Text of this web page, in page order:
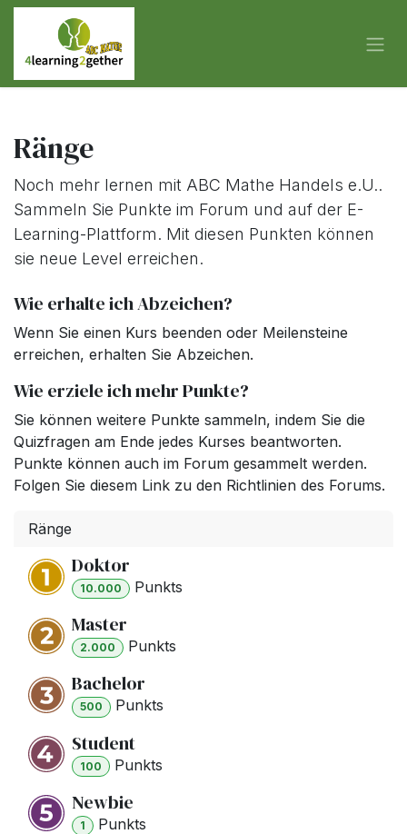
Zum Inhalt springen
Ränge
Noch mehr lernen mit ABC Mathe Handels e.U..
Sammeln Sie Punkte im Forum und auf der E-
Learning-Plattform. Mit diesen Punkten können
sie neue Level erreichen.
Wie erhalte ich Abzeichen?
Wenn Sie einen Kurs beenden oder Meilensteine
erreichen, erhalten Sie Abzeichen.
Wie erziele ich mehr Punkte?
Sie können weitere Punkte sammeln, indem Sie die
Quizfragen am Ende jedes Kurses beantworten.
Punkte können auch im Forum gesammelt werden.
Folgen Sie diesem Link zu den Richtlinien des Forums.
Ränge
Doktor
10.000 Punkts
Master
2.000 Punkts
Bachelor
500 Punkts
Student
100 Punkts
Newbie
1 Punkts